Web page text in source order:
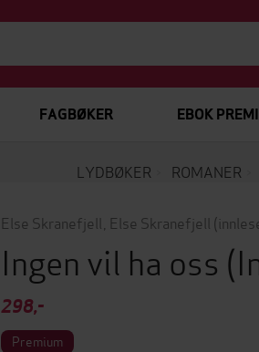
FAGBØKER EBOK
LYDBØKER ROMANER
Else Skranefjell Else Skranefjell
Ingen vil ha oss
298,-
Premium